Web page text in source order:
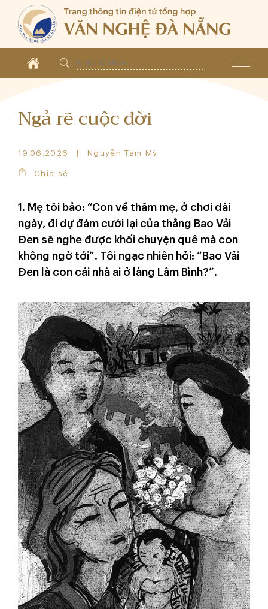
Ngả rẽ cuộc đời
19.06.2026 Nguyễn Tam Mỹ
Chia sẻ
1. Mẹ tôi bảo: “Con về thăm mẹ, ở chơi dài
ngày, đi dự đám cưới lại của thằng Bao Vải
Đen sẽ nghe được khối chuyện quê mà con
không ngờ tới”. Tôi ngạc nhiên hỏi: “Bao Vải
Đen là con cái nhà ai ở làng Lâm Bình?”.